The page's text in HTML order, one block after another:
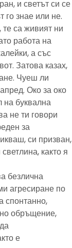
и светът си се
го знае или не.
са живият ни
работа на
а със
Затова казах,
Чуеш ли
Око за око
на буквална
не ти говори
за
си призван,
както я
безлична
агресиране по
спонтанно,
обръщение,
е